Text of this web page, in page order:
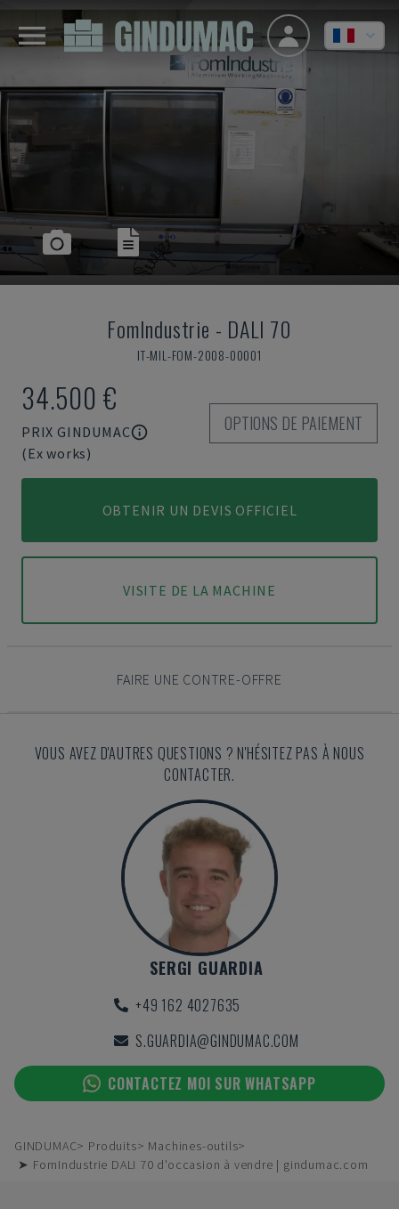
FomIndustrie - DALI 70
IT-MIL-FOM-2008-00001
34.500 €
PRIX GINDUMAC
(Ex works)
OPTIONS DE PAIEMENT
OBTENIR UN DEVIS OFFICIEL
VISITE DE LA MACHINE
FAIRE UNE CONTRE-OFFRE
VOUS AVEZ D'AUTRES QUESTIONS ? N'HÉSITEZ PAS À NOUS
CONTACTER.
SERGI GUARDIA
+49 162 4027635
S.GUARDIA@GINDUMAC.COM
CONTACTEZ MOI SUR WHATSAPP
GINDUMAC Produits
Machines-outils
➤ FomIndustrie DALI 70 d'occasion à vendre | gindumac.com